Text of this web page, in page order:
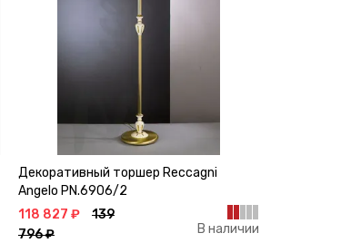
Декоративный торшер Reccagni
Angelo PN.6906/2
118 827 ₽
139
796 ₽
В наличии